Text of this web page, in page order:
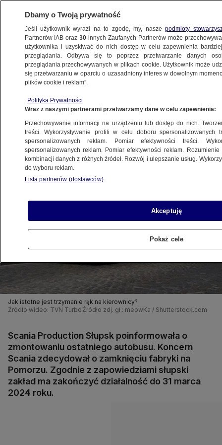
BIZNES
Z KRAJU
zmontowany ostatni autobus"
2.01.2024, 08:53
Udostępnij
Jak istotne jest trzymanie rąk na kierownicy?
Źródło wideo: TVN Turbo Źródło zdj. gł.: meowKa / Shutterstock.com
Scania Production Słupsk poinformowała o
zmontowaniu ostatniego autobusu. Koncern
Scania zdecydował o zamknięciu fabryki na
Pomorzu. Zgodnie z zapowiedziami słupski
zakład ma zakończyć działalność do 31 marca
2024 roku.
Dbamy o Twoją prywatność
Jeśli użytkownik wyrazi na to zgodę, my, naszepodmioty
Partnerów IAB oraz30 innych Zaufanych Partnerów może
użytkownika i uzyskiwać do nich dostęp w celu zapewnienia
przeglądania. Odbywa się to poprzez przetwarzanie danych
przeglądania przechowywanych w plikach cookie. Użytkownik może
się przetwarzaniu w oparciu o uzasadniony interes w dowolnym
plików cookie i reklam”.
Polityka Prywatności
Wraz z naszymi partnerami przetwarzamy dane w celu zapewnienia:
Przechowywanie informacji na urządzeniu lub dostęp do nich.
treści. Wykorzystywanie profili w celu doboru spersonalizowanych
spersonalizowanych reklam. Pomiar efektywności treści.
spersonalizowanych reklam. Pomiar efektywności reklam.
kombinacji danych z różnych źródeł. Rozwój i ulepszanie usług.
do wyboru reklam.
Lista partnerów (dostawców)
Akceptuję
Pokaż cele